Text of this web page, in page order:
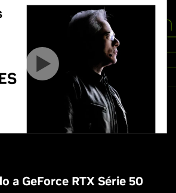
a GeForce RTX Série 50